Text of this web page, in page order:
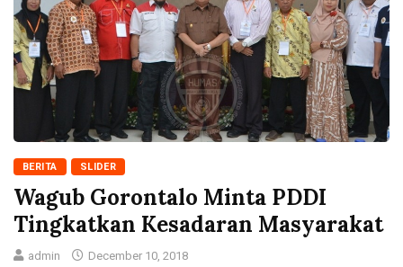
BERITA SLIDER
Wagub Gorontalo Minta PDDI
Tingkatkan Kesadaran Masyarakat
admin December 10, 2018